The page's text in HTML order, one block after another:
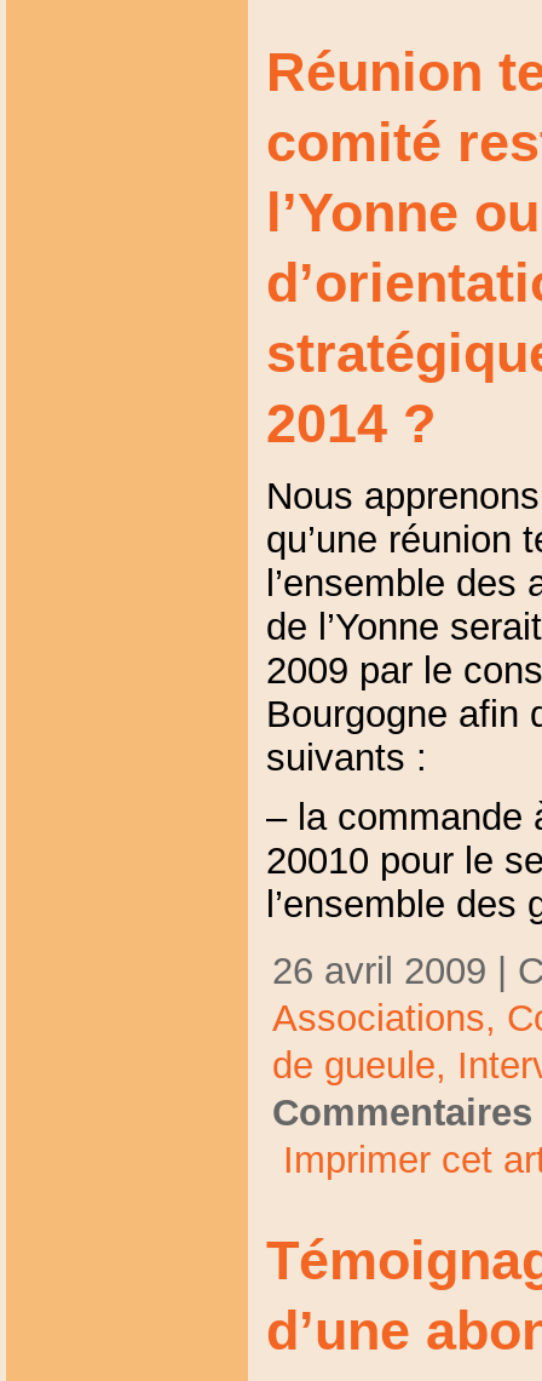
Réunion
comité
l’Yonne
2014 ?
Nous
qu’une réunion
l’ensemble
de l’Yonne
2009 par le
Bourgogne afin
suivants :
– la commande
20010 pour le
l’ensemble
26 avril 2009 |
Associations,
de gueule,
Imprimer cet
d’une